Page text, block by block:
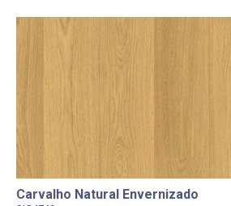
Carvalho Natural Envernizado